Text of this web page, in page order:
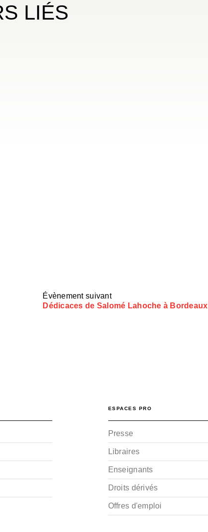
LIÉS
Évènement suivant
Dédicaces de Salomé Lahoche à Bordeaux
ESPACES PRO
Presse
Libraires
Enseignants
Droits dérivés
Offres d'emploi